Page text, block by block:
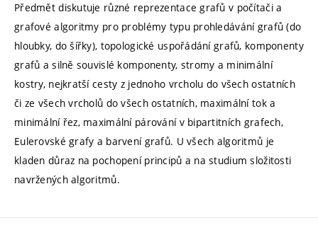
Předmět diskutuje různé reprezentace grafů v počítači a
grafové algoritmy pro problémy typu prohledávání grafů (do
hloubky, do šířky), topologické uspořádání grafů, komponenty
grafů a silně souvislé komponenty, stromy a minimální
kostry, nejkratší cesty z jednoho vrcholu do všech ostatních
či ze všech vrcholů do všech ostatních, maximální tok a
minimální řez, maximální párování v bipartitních grafech,
Eulerovské grafy a barvení grafů. U všech algoritmů je
kladen důraz na pochopení principů a na studium složitosti
navržených algoritmů.